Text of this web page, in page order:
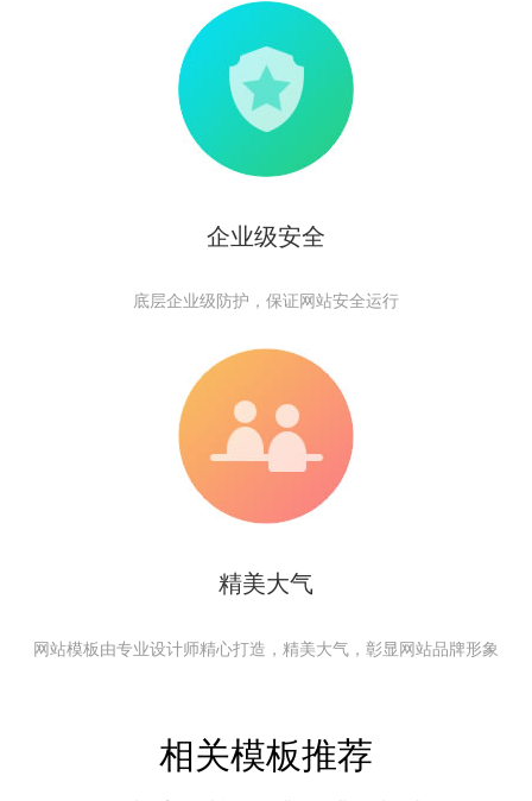
企业级安全
底层企业级防护，保证网站安全运行
精美大气
网站模板由专业设计师精心打造，精美大气，彰显网站品牌形象
相关模板推荐